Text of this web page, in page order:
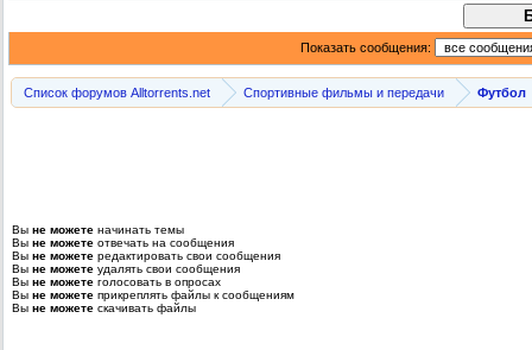
Показать сообщения:
Список форумов Alltorrents.net Спортивные фильмы и передачи Футбол
Вы не можете начинать темы
Вы не можете отвечать на сообщения
Вы не можете редактировать свои сообщения
Вы не можете удалять свои сообщения
Вы не можете голосовать в опросах
Вы не можете прикреплять файлы к сообщениям
Вы не можете скачивать файлы